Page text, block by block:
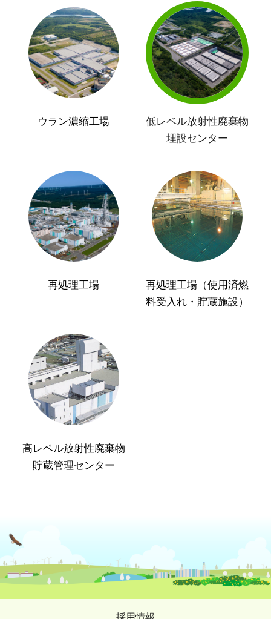
ウラン濃縮工場
低レベル放射性廃棄物
埋設センター
再処理工場
再処理工場（使用済燃
料受入れ・貯蔵施設）
高レベル放射性廃棄物
貯蔵管理センター
採用情報